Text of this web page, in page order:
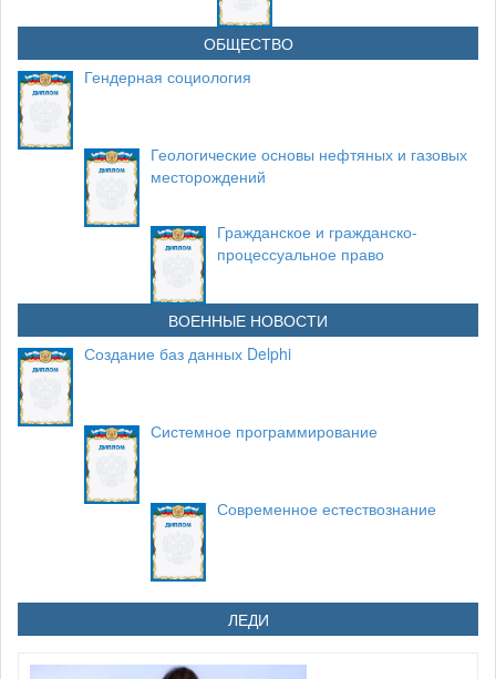
ОБЩЕСТВО
Гендерная социология
Геологические основы нефтяных и газовых
месторождений
Гражданское и гражданско-
процессуальное право
ВОЕННЫЕ НОВОСТИ
Создание баз данных Delphi
Системное программирование
Современное естествознание
ЛЕДИ